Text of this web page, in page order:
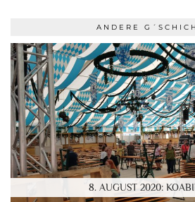
ANDERE
8. AUGUST 2020: